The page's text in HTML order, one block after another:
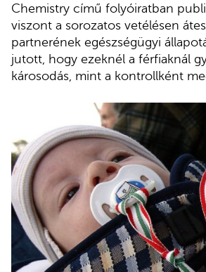
Chemistry című folyóiratban
viszont a sorozatos vetélésen
partnerének egészségügyi
jutott, hogy ezeknél a férfiaknál
károsodás, mint a kontrollként